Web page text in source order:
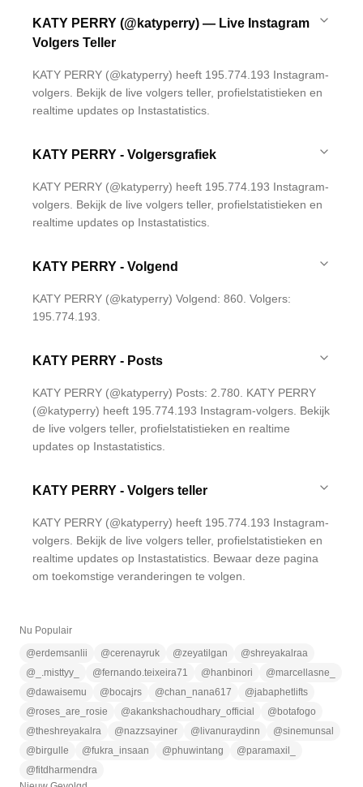
KATY PERRY (@katyperry) — Live Instagram
Volgers Teller
KATY PERRY (@katyperry) heeft 195.774.193 Instagram-
volgers. Bekijk de live volgers teller, profielstatistieken en
realtime updates op Instastatistics.
KATY PERRY - Volgersgrafiek
KATY PERRY (@katyperry) heeft 195.774.193 Instagram-
volgers. Bekijk de live volgers teller, profielstatistieken en
realtime updates op Instastatistics.
KATY PERRY - Volgend
KATY PERRY (@katyperry) Volgend: 860. Volgers:
195.774.193.
KATY PERRY - Posts
KATY PERRY (@katyperry) Posts: 2.780. KATY PERRY
(@katyperry) heeft 195.774.193 Instagram-volgers. Bekijk
de live volgers teller, profielstatistieken en realtime
updates op Instastatistics.
KATY PERRY - Volgers teller
KATY PERRY (@katyperry) heeft 195.774.193 Instagram-
volgers. Bekijk de live volgers teller, profielstatistieken en
realtime updates op Instastatistics. Bewaar deze pagina
om toekomstige veranderingen te volgen.
Nu Populair
@erdemsanlii @cerenayruk @zeyatilgan @shreyakalraa
@ _.misttyy_ @fernando.teixeira71 @ hanbinori @marcellasne_
@dawaisemu @ bocajrs @chan_nana617 @jabaphetlifts
@roses_are_rosie @akankshachoudhary_official @ botafogo
@theshreyakalra @nazzsayiner @ livanuraydinn @sinemunsal
@ birgulle @fukra_insaan @phuwintang @paramaxil_
@fitdharmendra